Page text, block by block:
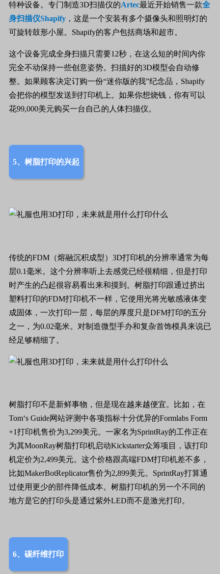
特种设备。专门制造3D扫描仪的Artec最近开始销售一款全
身扫描仪Shapify ，这是一个安装有多个摄像头和照明灯的
可旋转鼓形小屋。 Shapify的客户包括商场和超市。
这个设备完成全身扫描只需要12秒，在这么短的时间内你
完全不动保持一些创意姿势。扫描好的3D模型会自动修
整。如果顾客决定订购一份“迷你版的我”纪念品， Shapify
会把你的模型发送到打印机上。如果你想烧钱，你有可以
花99,000美元购买一台自己的人体扫描仪。
5、树脂打印的兴起
传统的FDM （熔融沉积成型） 3D打印机的分辨率通常为每
层0.1毫米。这个分辨率听上去感觉已经很精细，但是打印
时产生的凸起很容易看出来和摸到。树脂打印跟通过挤出
塑料打印的FDM打印机不一样，它使用光将光敏感液体变
成固体，一次打印一层，每层的厚度只是DFM打印的五分
之一，为0.02毫米。对制造微型手办和复杂首饰模具来说已
经足够精细了。
树脂打印不是新鲜事物，但是现在越来越便宜。比如，在
Tom‘s Guide网站评测 中各项指标十分优异的Formlabs Form
+1打印机售价为3,299美元。一家名为SprintRay的工作正在
为其MoonRay树脂打印机启动Kickstarter众筹项目，该打印
机定价为2,499美元。这个价格跟高端FDM打印机差不多，
比如MakerBotReplicator售价为2,899美元。 SprintRay打算通
过使用更少的部件降低成本。树脂打印机的另一个不同的
地方是它的打印头是通过紫外LED而不是激光打印。
6、碳纤维打印